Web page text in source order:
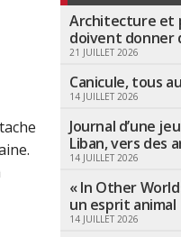
Architecture et
doivent donner
21 JUILLET 2026
Canicule, tous
14 JUILLET 2026
Journal d’une
Liban, vers des
14 JUILLET 2026
« In Other
un esprit animal
14 JUILLET 2026